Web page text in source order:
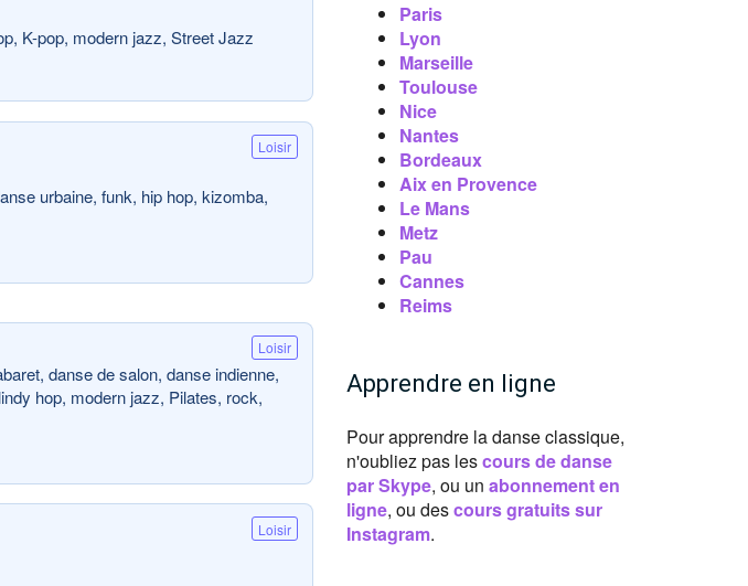
K-pop, modern jazz, Street Jazz
Loisir
urbaine, funk, hip hop, kizomba,
Loisir
danse de salon, danse indienne,
hop, modern jazz, Pilates, rock,
Loisir
Paris
Lyon
Marseille
Toulouse
Nice
Nantes
Bordeaux
Aix en Provence
Le Mans
Metz
Pau
Cannes
Reims
Apprendre en ligne
Pour apprendre la danse classique,
n'oubliez pas lescours de danse
par Skype, ou un abonnement en
ligne, ou descours gratuits sur
Instagram.